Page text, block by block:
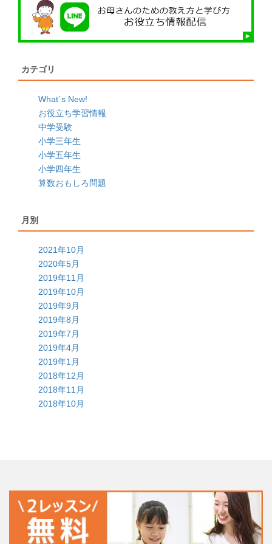
カテゴリ
What´s New!
お役立ち学習情報
中学受験
小学三年生
小学五年生
小学四年生
算数おもしろ問題
月別
2021年10月
2020年5月
2019年11月
2019年10月
2019年9月
2019年8月
2019年7月
2019年4月
2019年1月
2018年12月
2018年11月
2018年10月